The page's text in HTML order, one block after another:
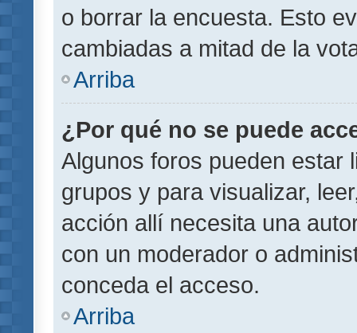
o borrar la encuesta. Esto
cambiadas a mitad de la
Arriba
¿Por qué no se puede
Algunos foros pueden estar
grupos y para visualizar,
acción allí necesita una
con un moderador o
conceda el acceso.
Arriba